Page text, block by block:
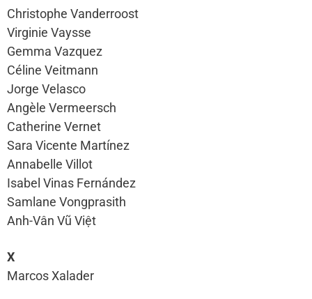
Christophe Vanderroost
Virginie Vaysse
Gemma Vazquez
Céline Veitmann
Jorge Velasco
Angèle Vermeersch
Catherine Vernet
Sara Vicente Martínez
Annabelle Villot
Isabel Vinas Fernández
Samlane Vongprasith
Anh-Vân Vũ Việt
X
Marcos Xalader